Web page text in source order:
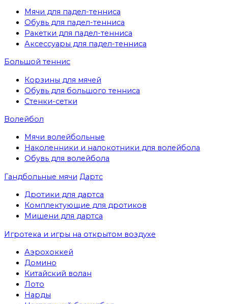
Мячи для падел-тенниса
Обувь для падел-тенниса
Ракетки для падел-тенниса
Аксессуары для падел-тенниса
Большой теннис
Корзины для мячей
Обувь для большого тенниса
Стенки-сетки
Волейбол
Мячи волейбольные
Наколенники и налокотники для волейбола
Обувь для волейбола
Гандбольные мячи Дартс
Дротики для дартса
Комплектующие для дротиков
Мишени для дартса
Игротека и игры на открытом воздухе
Аэрохоккей
Домино
Китайский волан
Лото
Нарды